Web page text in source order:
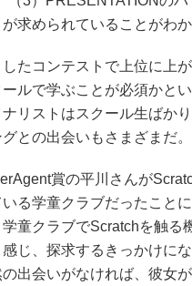
求められていることがわか
したコンテストで上位に上
ールで学ぶことが必須かと
リストはスクール生ばか
との出会いもさまざまだ。
賞の平川さんが
る学童クラブだったこと
学童クラブでScratchを触る
じ、探求するきっかけに
の出会いがなければ、彼女